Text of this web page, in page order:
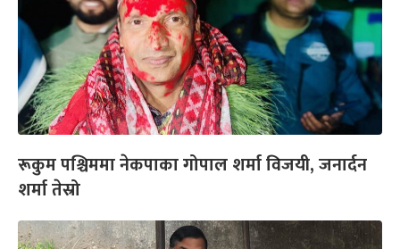
रूकुम पश्चिममा नेकपाका गोपाल शर्मा विजयी, जनार्दन
शर्मा तेस्रो